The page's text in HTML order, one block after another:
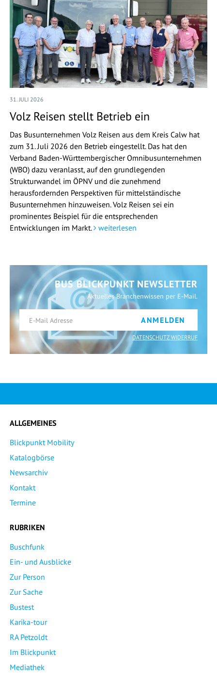
31. JULI 2026
Volz Reisen stellt Betrieb ein
Das Busunternehmen Volz Reisen aus dem Kreis Calw hat
zum 31. Juli 2026 den Betrieb eingestellt. Das hat den
Verband Baden-Württembergischer Omnibusunternehmen
(WBO) dazu veranlasst, auf den grundlegenden
Strukturwandel im ÖPNV und die zunehmend
herausfordernden Perspektiven für mittelständische
Busunternehmen hinzuweisen. Volz Reisen sei ein
prominentes Beispiel für die entsprechenden
Entwicklungen im Markt.
weiterlesen
BUS BLICKPUNKT NEWSLETTER
Aktuelles Branchenwissen per E-Mail.
ANMELDEN
DATENSCHUTZ WIDERRUF
ALLGEMEINES
Blickpunkt Mobility
Katalogbörse
Newsarchiv
Kontakt
Termine
RUBRIKEN
Buschfunk
Ein- und Ausblicke
Zur Person
Zur Sache
Bustest
Karika-tour
RA Petzoldt
Im Blickpunkt
Mediathek